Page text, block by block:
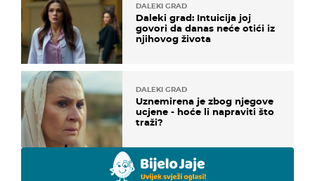
DALEKI GRAD
Daleki grad: Intuicija joj
govori da danas neće otići iz
njihovog života
DALEKI GRAD
Uznemirena je zbog njegove
ucjene - hoće li napraviti što
traži?